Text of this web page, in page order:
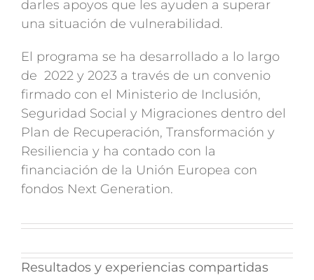
darles apoyos que les ayuden a superar
una situación de vulnerabilidad.
El programa se ha desarrollado a lo largo
de 2022 y 2023 a través de un convenio
firmado con el Ministerio de Inclusión,
Seguridad Social y Migraciones dentro del
Plan de Recuperación, Transformación y
Resiliencia y ha contado con la
financiación de la Unión Europea con
fondos Next Generation.
Resultados y experiencias compartidas